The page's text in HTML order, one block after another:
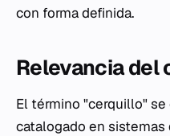
con forma definida.
Relevancia del
El término "cerquillo"
catalogado en